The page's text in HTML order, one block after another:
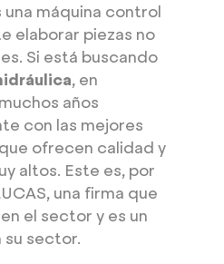
máquina control
elaborar piezas no
Si está buscando
, en
años
con las mejores
ofrecen calidad y
altos. Este es, por
una firma que
el sector y es un
sector.